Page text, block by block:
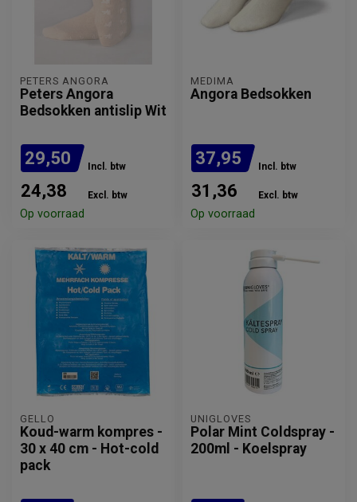
PETERS ANGORA
Peters Angora
Bedsokken antislip Wit
29,50 Incl. btw
24,38 Excl. btw
Op voorraad
MEDIMA
Angora Bedsokken
37,95 Incl. btw
31,36 Excl. btw
Op voorraad
GELLO
Koud-warm kompres -
30 x 40 cm - Hot-cold
pack
UNIGLOVES
Polar Mint Coldspray -
200ml - Koelspray